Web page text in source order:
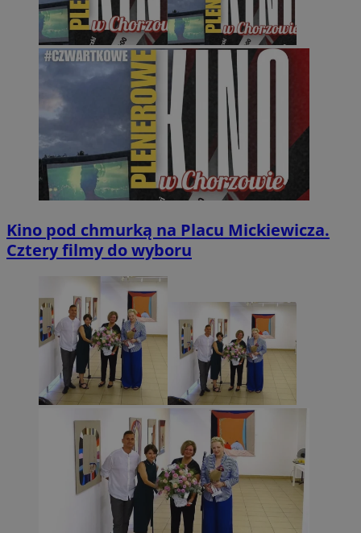
Kino pod chmurką na Placu Mickiewicza.
Cztery filmy do wyboru